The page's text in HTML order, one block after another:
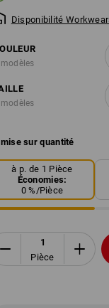
Disponibilité
sur quantité
à p. de 1 Pièce
Économies:
0%/Pièce
Pièce